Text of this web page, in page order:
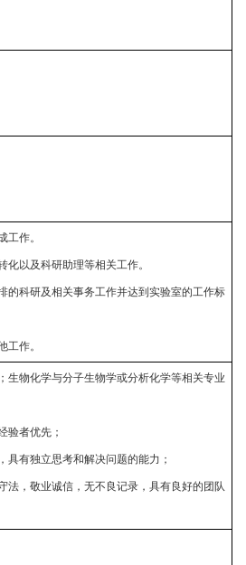
工作。
化以及科研助理等相关工作。
的科研及相关事务工作并达到实验室的工作标
工作。
生物化学与分子生物学或分析化学等相关专业
验者优先；
具有独立思考和解决问题的能力；
法，敬业诚信，无不良记录，具有良好的团队